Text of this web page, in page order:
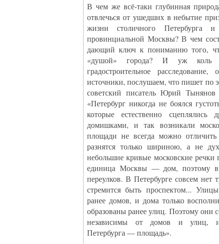
В чем же всё-таки глубинная
отвлечься от ушедших в небытие
жизни столичного Петербурга
провинциальной Москвы? В чем
дающий ключ к пониманию того,
«душой» города? И уж коль
градостроительное
источники, послушаем, что пишет по
советский писатель Юрий
«Петербург никогда не боялся
которые естественно сцеплялись
домишками, и так возникали
площади не всегда можно
разнятся только шириною, а не
небольшие кривые московские речки
единица Москвы — дом, поэтому
переулков. В Петербурге совсем нет
стремится быть проспектом...
ранее домов, и дома только
образованы ранее улиц. Поэтому они
независимы от домов и улиц,
Петербурга — площадь».